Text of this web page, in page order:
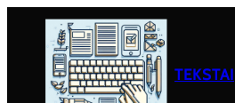
TEKSTAI